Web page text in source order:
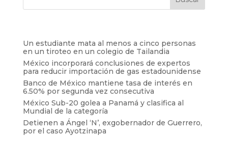
Un estudiante mata al menos a cinco personas
en un tiroteo en un colegio de Tailandia
México incorporará conclusiones de expertos
para reducir importación de gas estadounidense
Banco de México mantiene tasa de interés en
6.50% por segunda vez consecutiva
México Sub-20 golea a Panamá y clasifica al
Mundial de la categoría
Detienen a Ángel ‘N’, exgobernador de Guerrero,
por el caso Ayotzinapa